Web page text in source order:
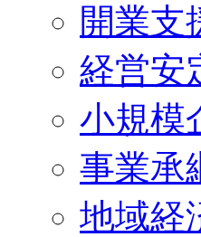
開業支
経営安
小規模
事業承
地域経